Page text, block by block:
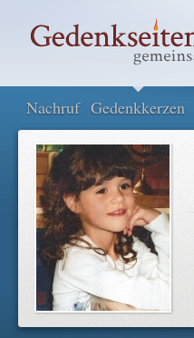
Nachruf Gedenkkerzen